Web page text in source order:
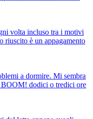
volta incluso tra i motivi
riuscito è un appagamento
a dormire. Mi sembra
BOOM! dodici o tredici ore